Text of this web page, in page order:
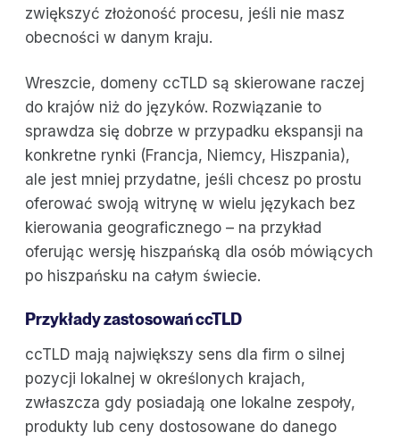
zwiększyć złożoność procesu, jeśli nie masz
obecności w danym kraju.
Wreszcie, domeny ccTLD są skierowane raczej
do krajów niż do języków. Rozwiązanie to
sprawdza się dobrze w przypadku ekspansji na
konkretne rynki (Francja, Niemcy, Hiszpania),
ale jest mniej przydatne, jeśli chcesz po prostu
oferować swoją witrynę w wielu językach bez
kierowania geograficznego – na przykład
oferując wersję hiszpańską dla osób mówiących
po hiszpańsku na całym świecie.
Przykłady zastosowań ccTLD
ccTLD mają największy sens dla firm o silnej
pozycji lokalnej w określonych krajach,
zwłaszcza gdy posiadają one lokalne zespoły,
produkty lub ceny dostosowane do danego